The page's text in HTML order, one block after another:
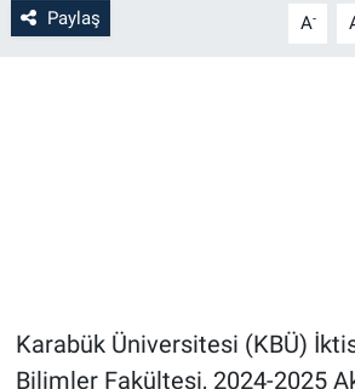
Paylaş A-
Karabük Üniversitesi (KBÜ)
Bilimler Fakültesi, 2024-2025